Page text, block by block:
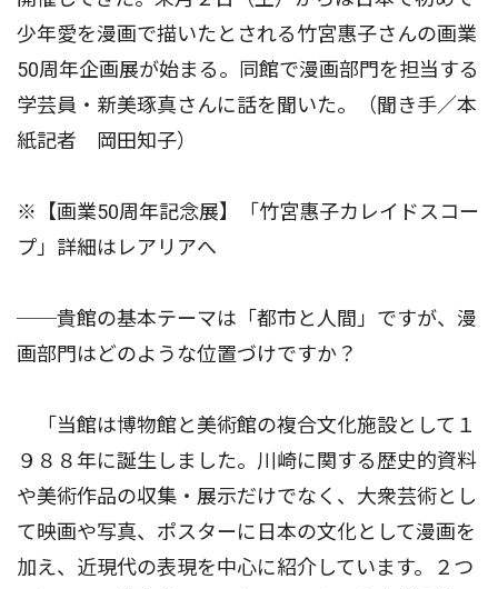
少年愛を漫画で描いたとされる竹宮惠子さんの画業
50周年企画展が始まる。同館で漫画部門を担当する
学芸員・新美琢真さんに話を聞いた。（聞き手／本
紙記者 岡田知子）
※【画業50周年記念展】「竹宮惠子カレイドスコー
プ」詳細はレアリアへ
──貴館の基本テーマは「都市と人間」ですが、漫
画部門はどのような位置づけですか？
「当館は博物館と美術館の複合文化施設として１
９８８年に誕生しました。川崎に関する歴史的資料
や美術作品の収集・展示だけでなく、大衆芸術とし
て映画や写真、ポスターに日本の文化として漫画を
加え、近現代の表現を中心に紹介しています。２つ